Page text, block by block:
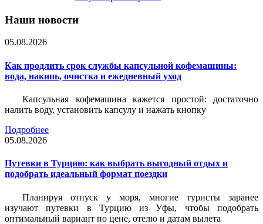
Наши новости
05.08.2026
Как продлить срок службы капсульной кофемашины:
вода, накипь, очистка и ежедневный уход
Капсульная кофемашина кажется простой: достаточно
налить воду, установить капсулу и нажать кнопку
Подробнее
05.08.2026
Путевки в Турцию: как выбрать выгодный отдых и
подобрать идеальный формат поездки
Планируя отпуск у моря, многие туристы заранее
изучают путевки в Турцию из Уфы, чтобы подобрать
оптимальный вариант по цене, отелю и датам вылета